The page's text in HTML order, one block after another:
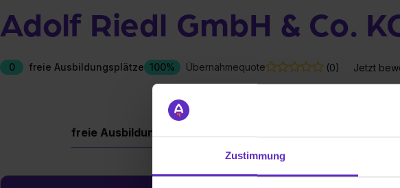
Zustimmung
Adolf Riedl GmbH & Co.
0 freie Ausbildungsplätze 100% Übernahmequote (0) Jetzt
freie Ausbildungsplätze